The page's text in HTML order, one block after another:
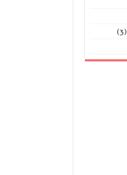
(3)